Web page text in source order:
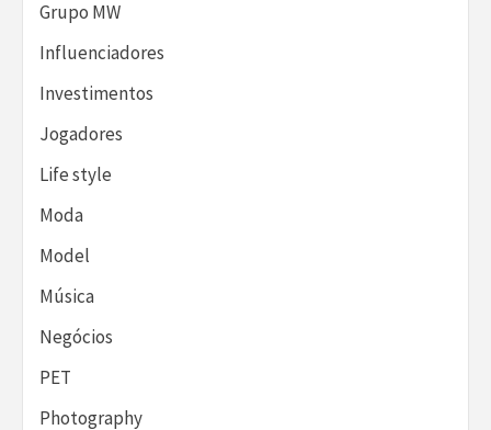
Grupo MW
Influenciadores
Investimentos
Jogadores
Life style
Moda
Model
Música
Negócios
PET
Photography